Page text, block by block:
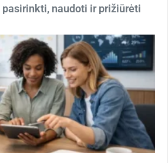
naudoti ir prižiūrėti